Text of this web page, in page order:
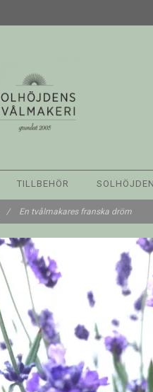
TILLBEHÖR
/ En tvålmakares franska dröm